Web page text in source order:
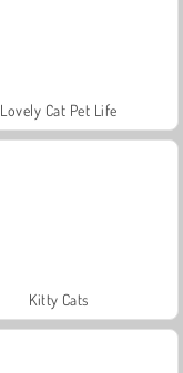
Lovely Cat Pet Life
Kitty Cats